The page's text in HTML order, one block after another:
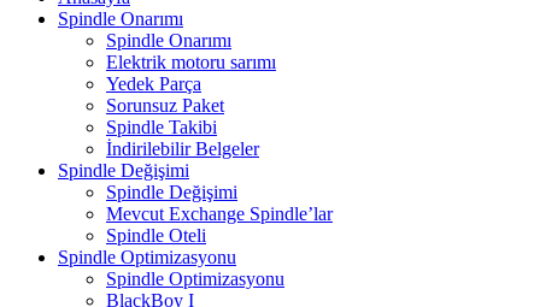
Spindle Onarımı
Spindle Onarımı
Elektrik motoru sarımı
Yedek Parça
Sorunsuz Paket
Spindle Takibi
İndirilebilir Belgeler
Spindle Değişimi
Spindle Değişimi
Mevcut Exchange Spindle’lar
Spindle Oteli
Spindle Optimizasyonu
Spindle Optimizasyonu
BlackBoy I